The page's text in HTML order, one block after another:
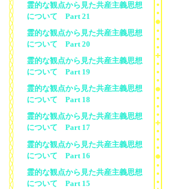
霊的な観点から見た共産主義思想
について Part 21
霊的な観点から見た共産主義思想
について Part 20
霊的な観点から見た共産主義思想
について Part 19
霊的な観点から見た共産主義思想
について Part 18
霊的な観点から見た共産主義思想
について Part 17
霊的な観点から見た共産主義思想
について Part 16
霊的な観点から見た共産主義思想
について Part 15